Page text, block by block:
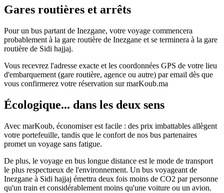
Gares routières et arrêts
Pour un bus partant de Inezgane, votre voyage commencera
probablement à la gare routière de Inezgane et se terminera à la gare
routière de Sidi hajjaj.
Vous recevrez l'adresse exacte et les coordonnées GPS de votre lieu
d'embarquement (gare routière, agence ou autre) par email dès que
vous confirmerez votre réservation sur marKoub.ma
Écologique... dans les deux sens
Avec marKoub, économiser est facile : des prix imbattables allègent
votre portefeuille, tandis que le confort de nos bus partenaires
promet un voyage sans fatigue.
De plus, le voyage en bus longue distance est le mode de transport
le plus respectueux de l'environnement. Un bus voyageant de
Inezgane à Sidi hajjaj émettra deux fois moins de CO2 par personne
qu'un train et considérablement moins qu'une voiture ou un avion.